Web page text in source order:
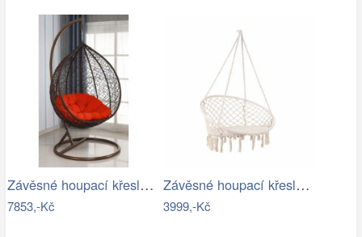
Závěsné houpací křeslo - AX
7853,-Kč
Závěsné houpací křeslo ve stylu hipís -…
3999,-Kč